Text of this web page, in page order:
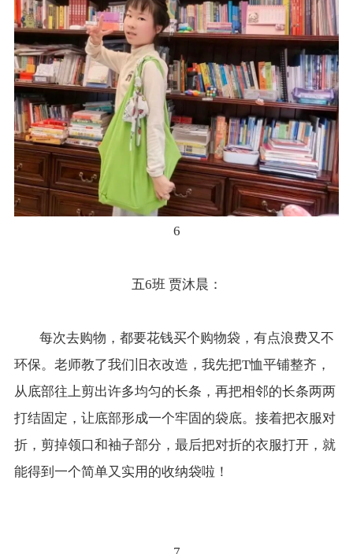
6
五6班 贾沐晨：
每次去购物，都要花钱买个购物袋，有点浪费又不
环保。老师教了我们旧衣改造，我先把T恤平铺整齐，
从底部往上剪出许多均匀的长条，再把相邻的长条两两
打结固定，让底部形成一个牢固的袋底。接着把衣服对
折，剪掉领口和袖子部分，最后把对折的衣服打开，就
能得到一个简单又实用的收纳袋啦！